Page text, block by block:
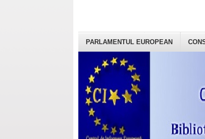
PARLAMENTUL EUROPEAN